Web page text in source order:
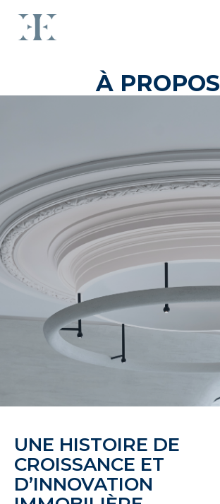
À PROPOS
UNE HISTOIRE DE
CROISSANCE ET
D’INNOVATION